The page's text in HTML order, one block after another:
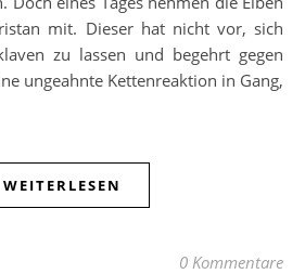
mit. Dieser hat nicht vor, sich
zu lassen und begehrt gegen
ungeahnte Kettenreaktion in Gang,
WEITERLESEN
0 Kommentare